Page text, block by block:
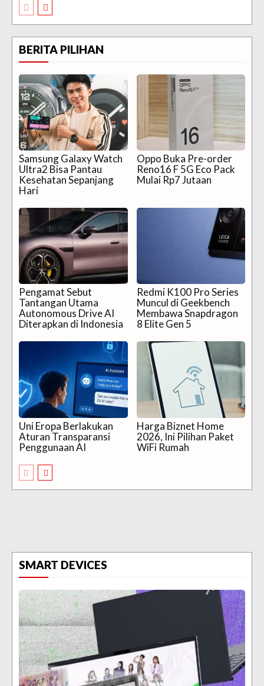
BERITA PILIHAN
Samsung Galaxy Watch
Ultra2 Bisa Pantau
Kesehatan Sepanjang
Hari
Oppo Buka Pre-order
Reno16 F 5G Eco Pack
Mulai Rp7 Jutaan
Pengamat Sebut
Tantangan Utama
Autonomous Drive AI
Diterapkan di Indonesia
Redmi K100 Pro Series
Muncul di Geekbench
Membawa Snapdragon
8 Elite Gen 5
Uni Eropa Berlakukan
Aturan Transparansi
Penggunaan AI
Harga Biznet Home
2026, Ini Pilihan Paket
WiFi Rumah
SMART DEVICES